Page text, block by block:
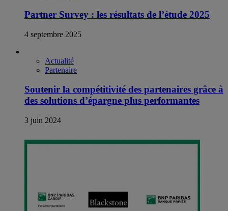
Partner Survey : les résultats de l’étude 2025
4 septembre 2025
Actualité
Partenaire
Soutenir la compétitivité des partenaires grâce à
des solutions d’épargne plus performantes
3 juin 2024